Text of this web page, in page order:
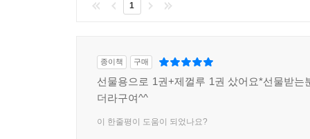
1
종이책 구매
선물용으로 1권+제껄루 1권 샀어요*선물받는
더라구여^^
이 한줄평이 도움이 되었나요?